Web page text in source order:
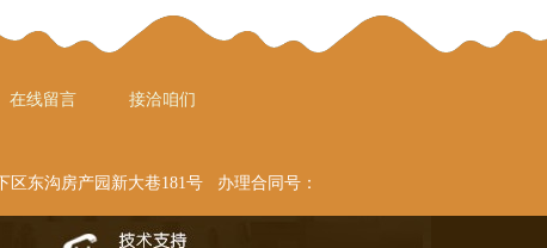
在线留言 接洽咱们
区东沟房产园新大巷181号 办理合同号：